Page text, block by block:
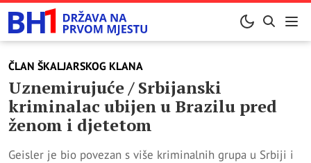
ČLAN ŠKALJARSKOG KLANA
Uznemirujuće / Srbijanski
kriminalac ubijen u Brazilu pred
ženom i djetetom
Geisler je bio povezan s više kriminalnih grupa u Srbiji i